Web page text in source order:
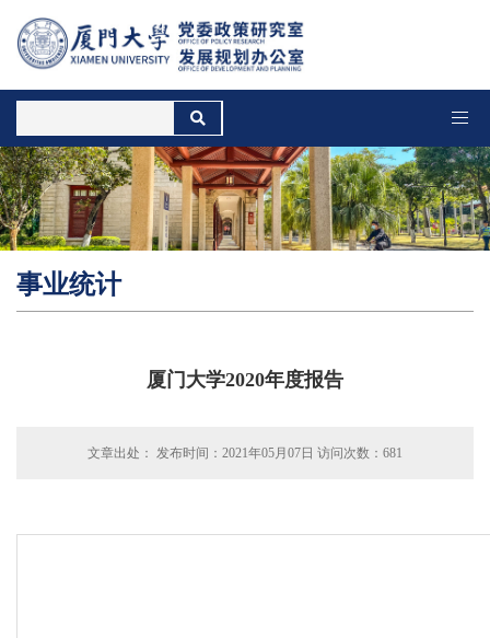
事业统计
厦门大学2020年度报告
文章出处： 发布时间：2021年05月07日 访问次数： 681